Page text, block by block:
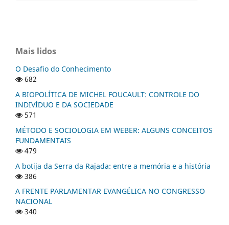
Mais lidos
O Desafio do Conhecimento
682
A BIOPOLÍTICA DE MICHEL FOUCAULT: CONTROLE DO
INDIVÍDUO E DA SOCIEDADE
571
MÉTODO E SOCIOLOGIA EM WEBER: ALGUNS CONCEITOS
FUNDAMENTAIS
479
A botija da Serra da Rajada: entre a memória e a história
386
A FRENTE PARLAMENTAR EVANGÉLICA NO CONGRESSO
NACIONAL
340